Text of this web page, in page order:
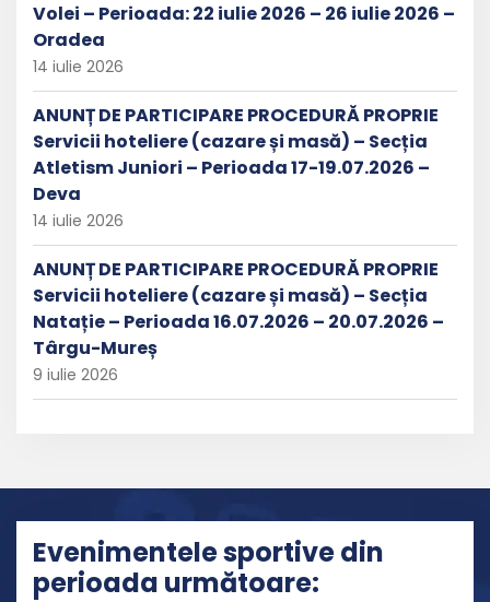
Volei – Perioada: 22 iulie 2026 – 26 iulie 2026 –
Oradea
14 iulie 2026
ANUNȚ DE PARTICIPARE PROCEDURĂ PROPRIE
Servicii hoteliere (cazare și masă) – Secția
Atletism Juniori – Perioada 17-19.07.2026 –
Deva
14 iulie 2026
ANUNȚ DE PARTICIPARE PROCEDURĂ PROPRIE
Servicii hoteliere (cazare și masă) – Secția
Natație – Perioada 16.07.2026 – 20.07.2026 –
Târgu-Mureș
9 iulie 2026
Evenimentele sportive din
perioada următoare: